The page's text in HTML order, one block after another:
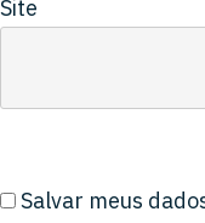
Site
Salvar meus